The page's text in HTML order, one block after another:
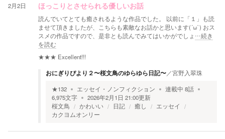
2月2日 ほっこりとさせられる優しいお話
読んでいてとても癒されるような作品でした。 以前に「１」も読
ませて頂きましたが、こちらも素敵なお話かと思います(´ω`) おス
スメの作品ですので、是非とも読んでみてはいかがでしょ …続き
を読む
★★★ Excellent!!!
おにぎりぴより２〜桜文鳥のゆらゆら日記〜／宮野入翠珠
★132 エッセイ・ノンフィクション 連載中 8話
6,975文字 2026年2月1日 21:00更新
桜文鳥
かわいい 日記 癒し
エッセイ
カクヨムオンリー